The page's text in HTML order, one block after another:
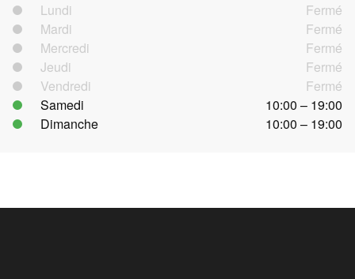
Lundi
Fermé
Mardi
Fermé
Mercredi
Fermé
Jeudi
Fermé
Vendredi
Fermé
Samedi
10:00 – 19:00
Dimanche
10:00 – 19:00